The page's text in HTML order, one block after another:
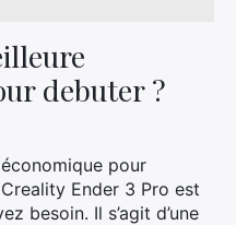
debuter ?
pour
Ender 3 Pro est
besoin. Il s’agit d’une